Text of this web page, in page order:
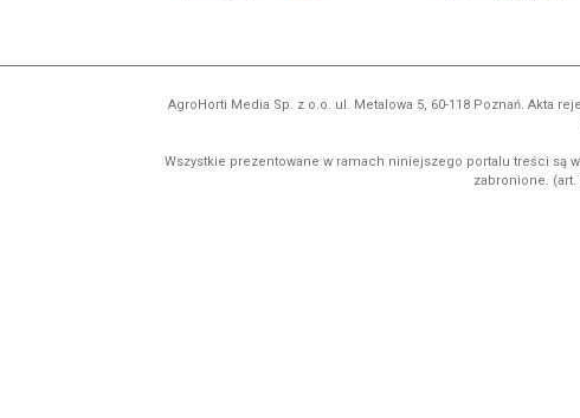
AgroHorti Media Sp. z o.o. ul. Metalowa 5, 60-118 Poznań. Akta
Wszystkie prezentowane w ramach niniejszego portalu treści są
zabronione.